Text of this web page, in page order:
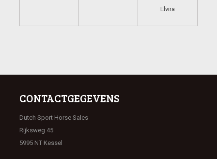
Elvira
CONTACTGEGEVENS
Dutch Sport Horse Sales
Rijksweg 45
5995 NT Kessel